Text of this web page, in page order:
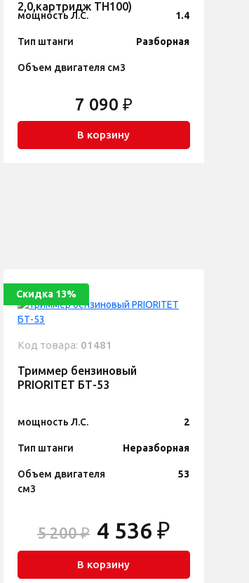
2,0,картридж TH100)
мощность Л.С. 1.4
Тип штанги Разборная
Объем двигателя см3
7 090 ₽
В корзину
Скидка 13%
Код товара: 01481
Триммер бензиновый
PRIORITET БТ-53
мощность Л.С. 2
Тип штанги Неразборная
Объем двигателя
см3
53
5 200 ₽ 4 536 ₽
В корзину